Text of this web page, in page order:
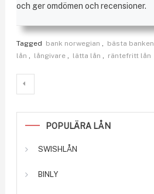
och ger omdömen och recensioner.
Tagged bank norwegian bästa banken
lån
långivare lätta lån räntefritt lån
Inläggsnavigering
POPULÄRA LÅN
SWISHLÅN
BINLY